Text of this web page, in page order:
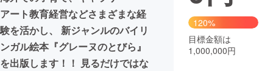
まちづくり・地域活性化
CAMPFIRE for Social Good
CAMPFIRE Creation
CAMPFIREふるさと納税machi-ya コミュニティ
アート教育経営などさまざまな経
験を活かし、 新ジャンルのバイリ
ンガル絵本『グレーヌのとびら』
を出版します！！ 見るだけではな
120%
目標金額は
1,000,000円